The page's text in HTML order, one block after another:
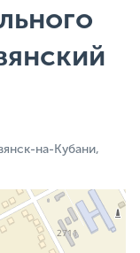
на-Кубани,